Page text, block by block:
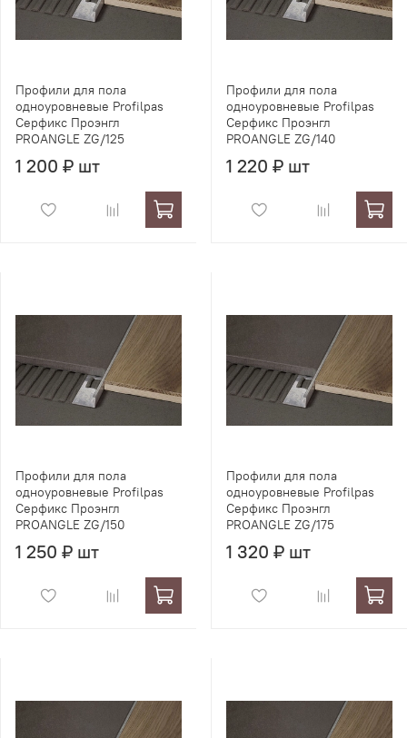
Профили для пола
одноуровневые Profilpas
Серфикс Проэнгл
PROANGLE ZG/125
1 200 ₽ шт
Профили для пола
одноуровневые Profilpas
Серфикс Проэнгл
PROANGLE ZG/140
1 220 ₽ шт
Профили для пола
одноуровневые Profilpas
Серфикс Проэнгл
PROANGLE ZG/150
1 250 ₽ шт
Профили для пола
одноуровневые Profilpas
Серфикс Проэнгл
PROANGLE ZG/175
1 320 ₽ шт